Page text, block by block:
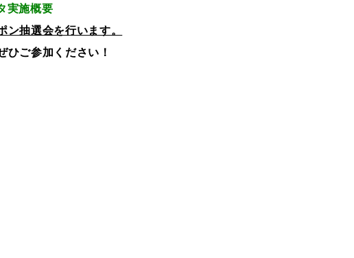
実施概要
抽選会を行います。
ひご参加ください！